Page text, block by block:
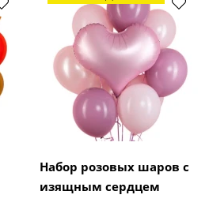
Набор розовых шаров с
изящным сердцем